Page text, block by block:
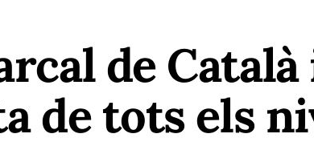
de
de tots els